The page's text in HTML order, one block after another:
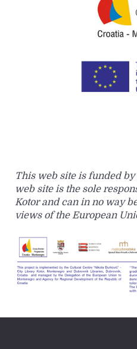
This web site is funded
web site is the sole
Kotor and can in no way
views of the European